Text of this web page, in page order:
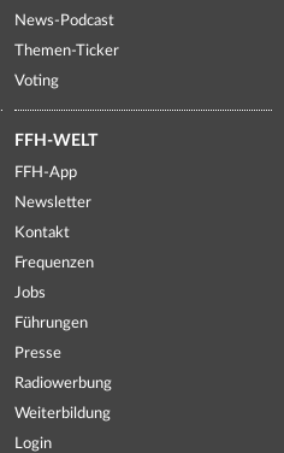
News-Podcast
Themen-Ticker
Voting
FFH-WELT
FFH-App
Newsletter
Kontakt
Frequenzen
Jobs
Führungen
Presse
Radiowerbung
Weiterbildung
Login